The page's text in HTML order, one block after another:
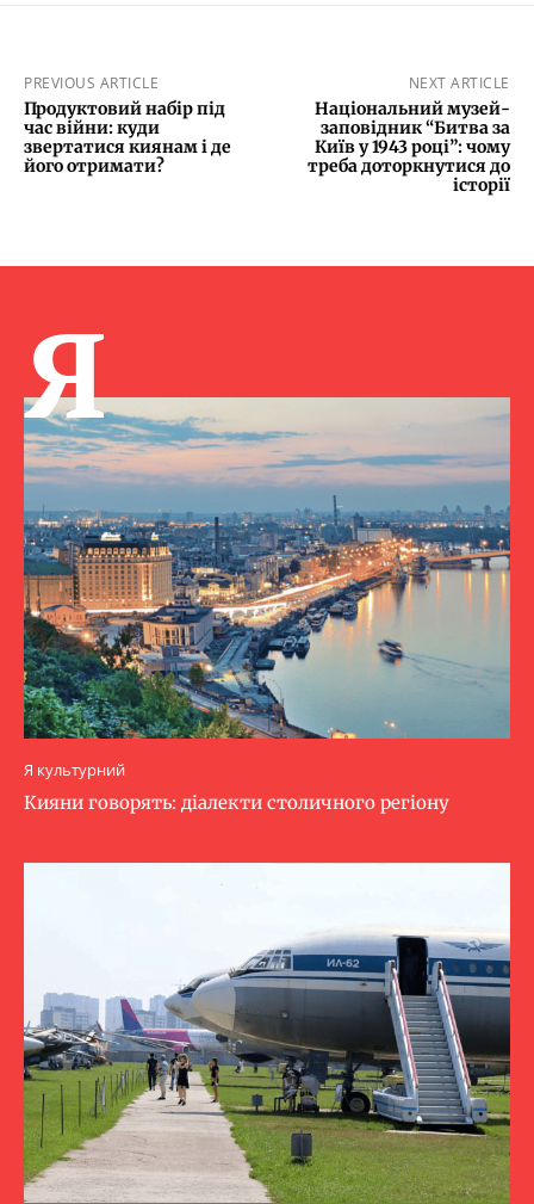
PREVIOUS ARTICLE
Продуктовий набір під
час війни: куди
звертатися киянам і де
його отримати?
NEXT ARTICLE
Національний музей-
заповідник “Битва за
Київ у 1943 році”: чому
треба доторкнутися до
історії
Я
Я культурний
Кияни говорять: діалекти столичного регіону